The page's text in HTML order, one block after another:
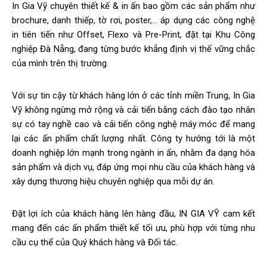
In Gia Vỹ chuyên thiết kế & in ấn bao gồm các sản phẩm như
brochure, danh thiếp, tờ rơi, poster,... áp dụng các công nghệ
in tiên tiến như Offset, Flexo và Pre-Print, đặt tại Khu Công
nghiệp Đà Nẵng, đang từng bước khẳng định vị thế vững chắc
của mình trên thị trường.
Với sự tin cậy từ khách hàng lớn ở các tỉnh miền Trung, In Gia
Vỹ không ngừng mở rộng và cải tiến bằng cách đào tạo nhân
sự có tay nghề cao và cải tiến công nghệ máy móc để mang
lại các ấn phẩm chất lượng nhất. Công ty hướng tới là một
doanh nghiệp lớn mạnh trong ngành in ấn, nhằm đa dạng hóa
sản phẩm và dịch vụ, đáp ứng mọi nhu cầu của khách hàng và
xây dựng thương hiệu chuyên nghiệp qua mỗi dự án.
Đặt lợi ích của khách hàng lên hàng đầu, IN GIA VỸ cam kết
mang đến các ấn phẩm thiết kế tối ưu, phù hợp với từng nhu
cầu cụ thể của Quý khách hàng và Đối tác.